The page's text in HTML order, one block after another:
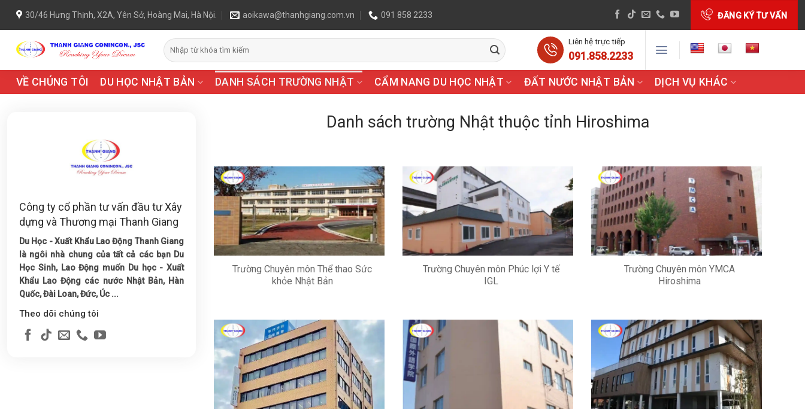
dung
30/46 Hưng Thịnh, X2A, Yên Sở, Hoàng Mai, Hà Nội. aoikawa@thanhgiang.com.vn 091 858 2233 ĐĂNG KÝ TƯ VẤN
Liên hệ trực tiếp
091.858.2233
VỀ CHÚNG TÔI DU HỌC NHẬT BẢN DANH SÁCH TRƯỜNG NHẬT CẨM NANG DU HỌC NHẬT ĐẤT NƯỚC NHẬT BẢN DỊCH VỤ KHÁC
Danh sách trường Nhật thuộc tỉnh Hiroshima
Trường Chuyên môn YMCA
Hiroshima
Trường Chuyên môn Phúc lợi Y tế
IGL
Trường Chuyên môn Thể thao Sức
khỏe Nhật Bản
Công ty cổ phần tư vấn đầu tư Xây
dựng và Thương mại Thanh Giang
Du Học - Xuất Khẩu Lao Động Thanh Giang
là ngôi nhà chung của tất cả các bạn Du
Học Sinh, Lao Động muốn Du học - Xuất
Khẩu Lao Động các nước Nhật Bản, Hàn
Quốc, Đài Loan, Đức, Úc ...
Theo dõi chúng tôi